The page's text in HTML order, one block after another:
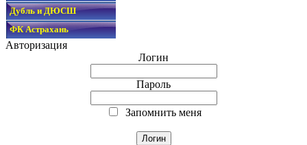
Дубль и ДЮСШ
ФК Астрахань
Авторизация
Логин
Пароль
Запомнить меня